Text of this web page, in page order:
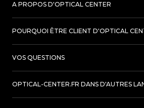
A PROPOS D'OPTICAL CENTER
POURQUOI ÊTRE CLIENT D'OPTICAL
VOS QUESTIONS
OPTICAL-CENTER.FR DANS D'AUTRES